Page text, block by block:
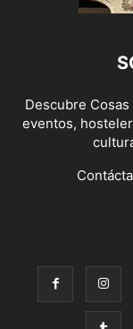
Descubre
eventos,